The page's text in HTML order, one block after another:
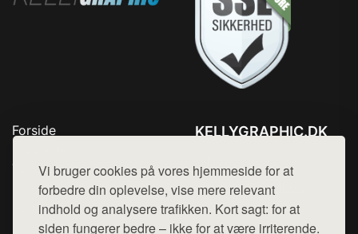
Vi bruger cookies på vores hjemmeside for at
forbedre din oplevelse, vise mere relevant
indhold og analysere trafikken. Kort sagt: for at
siden fungerer bedre – ikke for at være irriterende.
Forside
Top Rabatter
Blog
Kontakt
KELLYGRAPHIC.DK
Mail: hej@want.dk
Cookie- og privatlivspolitik